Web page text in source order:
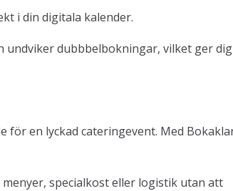
i din digitala kalender.
dubbbelbokningar, vilket ger
en lyckad cateringevent. Med
specialkost eller logistik utan att